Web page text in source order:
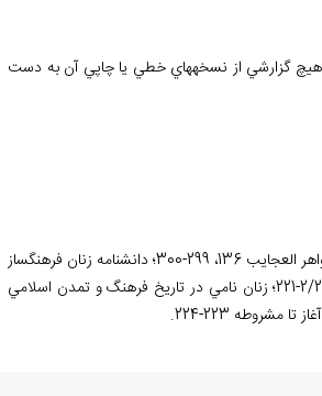
هيچ گزارشي از نسخههاي خطي يا چاپي آن به دست
اثرآفرينان 3/296؛ از رابعه تا پروين 242-244؛ تذکرة الخواتين 143؛ تذکره‌ي روز روشن 381؛ جواهر العجايب 136، 299-300؛ دانشنامه زنان فرهنگساز
ايران و جهان 2/1091-1092؛ الذريعة 9/1100؛ رياحين الشريعة 4/357؛ زنان سخنور 1/262 و 2/220-221؛ زنان نامي در تاريخ فرهنگ و تمدن اسلامي
تا مشروطه 223-224.